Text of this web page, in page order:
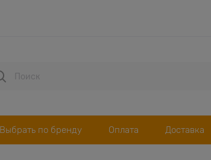
Выбрать по бренду Оплата Доставка